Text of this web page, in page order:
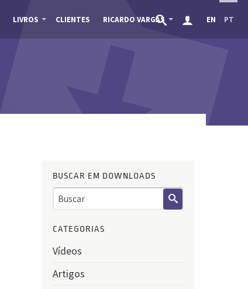
LIVROS CLIENTES RICARDO VARGAS EN PT
BUSCAR EM DOWNLOADS
CATEGORIAS
Vídeos
Artigos